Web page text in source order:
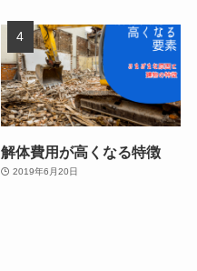
解体費用が高くなる特徴
2019年6月20日